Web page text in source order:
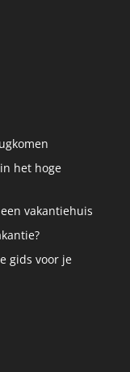
het hoge
vakantiehuis
gids voor je